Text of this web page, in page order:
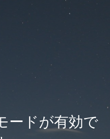
ードが有効で